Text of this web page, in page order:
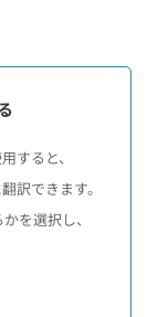
すると、
訳できます。
を選択し、